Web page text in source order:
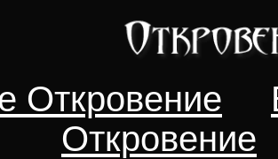
Откровение
Откровение